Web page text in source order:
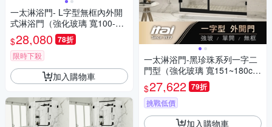
一太淋浴門- L字型無框內外開
式淋浴門（強化玻璃 寬100-10
0cm x 高200cm）
$28,080 78折
限時下殺
加入購物車
一太淋浴門-黑珍珠系列一字二
門型（強化玻璃 寬151~180cm
x 高200cm範圍以內）
$27,622 79折
挑戰低價
加入購物車